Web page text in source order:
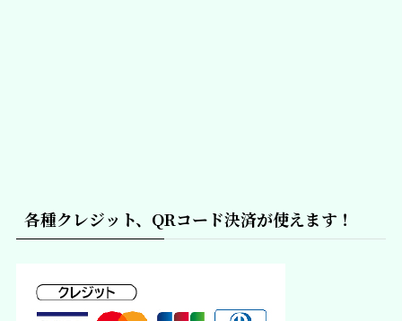
各種クレジット、QRコード決済が使えます！